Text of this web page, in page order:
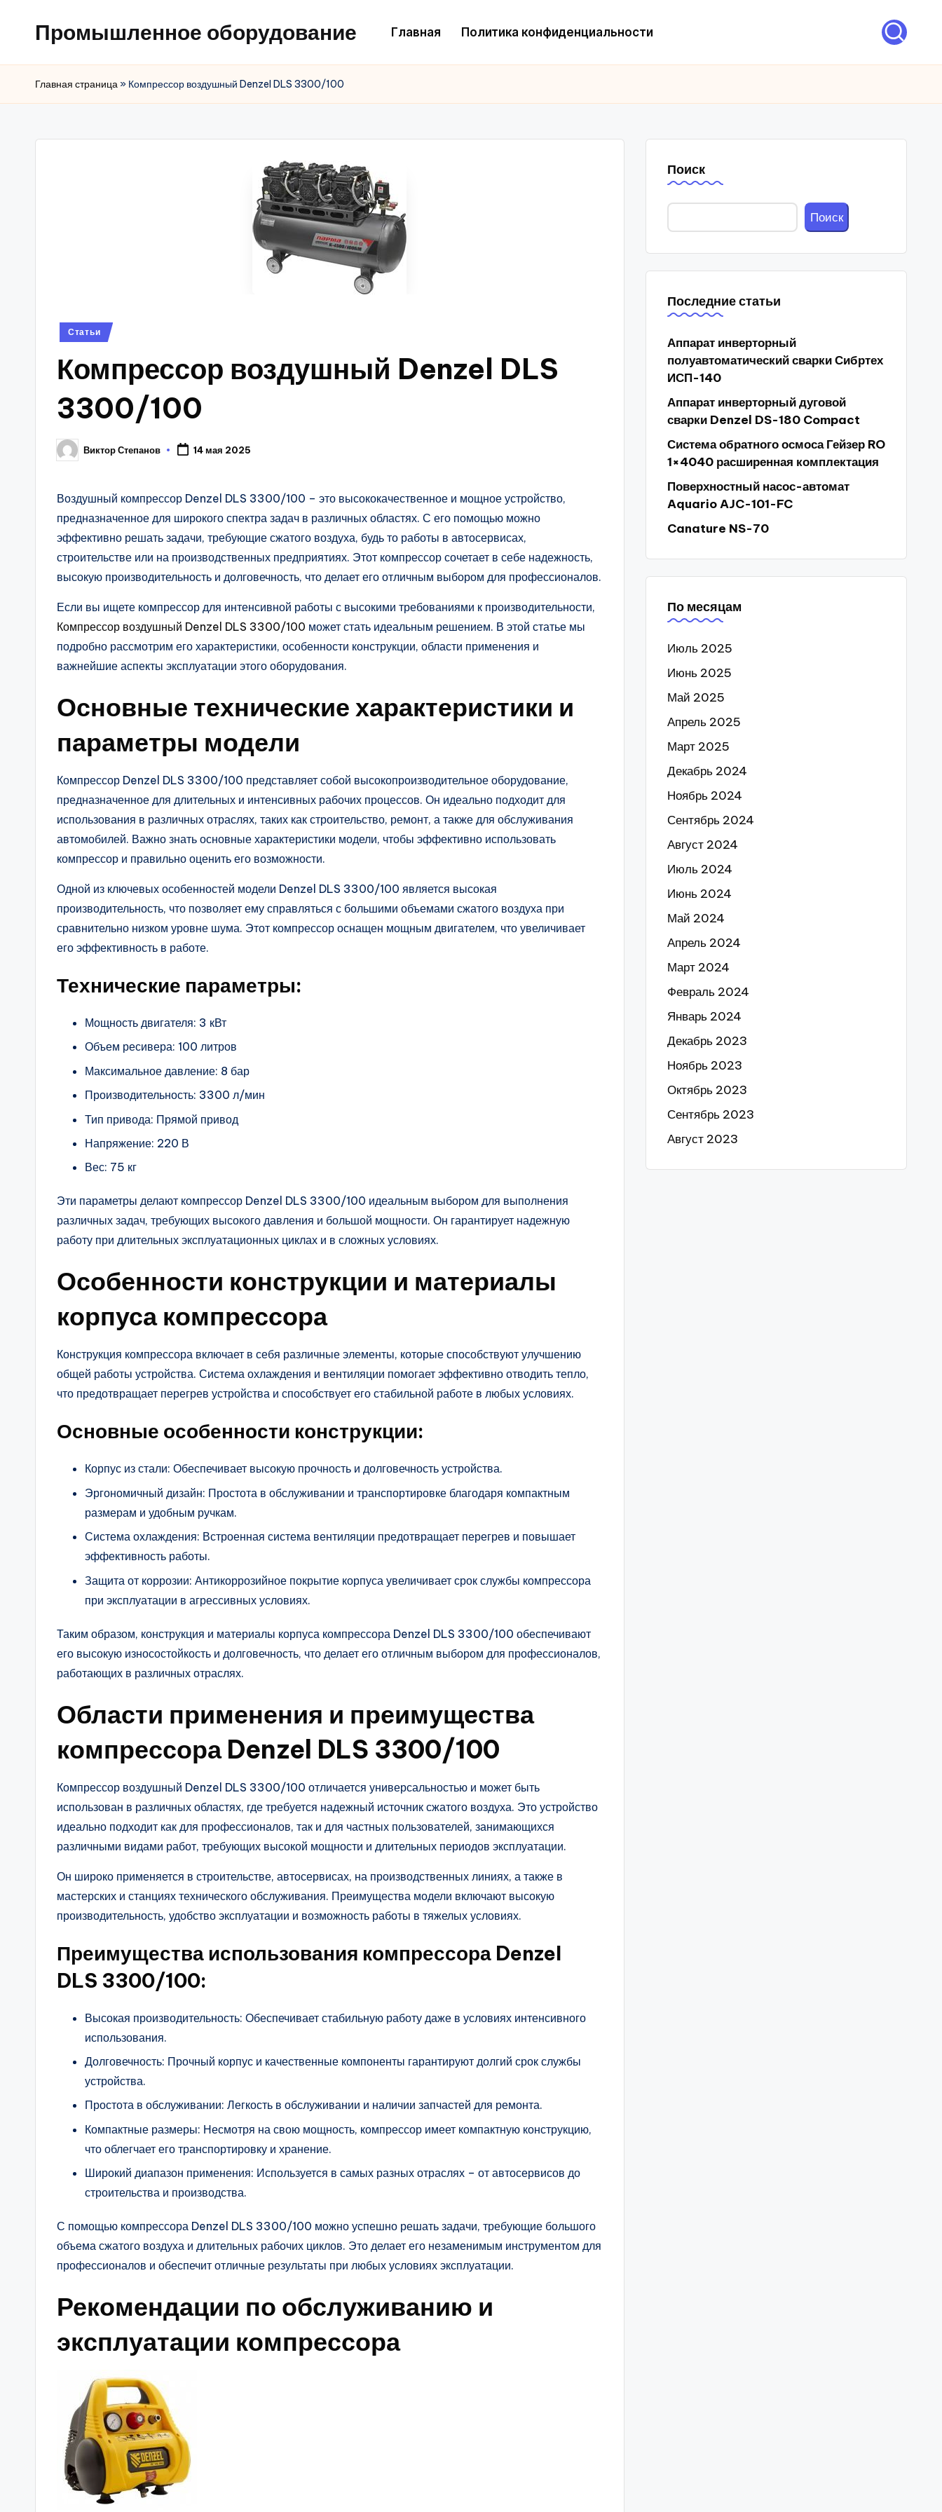
Промышленное оборудование Главная Политика конфиденциальности
Главная страница» Компрессор воздушный Denzel DLS 3300/100
Posted
Статьи
Компрессор воздушный Denzel DLS
3300/100
Posted
by
Виктор Степанов 14 мая 2025
Воздушный компрессор Denzel DLS 3300/100 – это высококачественное и мощное устройство,
предназначенное для широкого спектра задач в различных областях. С его помощью можно
эффективно решать задачи, требующие сжатого воздуха, будь то работы в автосервисах,
строительстве или на производственных предприятиях. Этот компрессор сочетает в себе надежность,
высокую производительность и долговечность, что делает его отличным выбором для профессионалов.
Если вы ищете компрессор для интенсивной работы с высокими требованиями к производительности,
Компрессор воздушный Denzel DLS 3300/100 может стать идеальным решением. В этой статье мы
подробно рассмотрим его характеристики, особенности конструкции, области применения и
важнейшие аспекты эксплуатации этого оборудования.
Основные технические характеристики и
параметры модели
Компрессор Denzel DLS 3300/100 представляет собой высокопроизводительное оборудование,
предназначенное для длительных и интенсивных рабочих процессов. Он идеально подходит для
использования в различных отраслях, таких как строительство, ремонт, а также для обслуживания
автомобилей. Важно знать основные характеристики модели, чтобы эффективно использовать
компрессор и правильно оценить его возможности.
Одной из ключевых особенностей модели Denzel DLS 3300/100 является высокая
производительность, что позволяет ему справляться с большими объемами сжатого воздуха при
сравнительно низком уровне шума. Этот компрессор оснащен мощным двигателем, что увеличивает
его эффективность в работе.
Технические параметры:
Мощность двигателя: 3 кВт
Объем ресивера: 100 литров
Максимальное давление: 8 бар
Производительность: 3300 л/мин
Тип привода: Прямой привод
Напряжение: 220 В
Вес: 75 кг
Эти параметры делают компрессор Denzel DLS 3300/100 идеальным выбором для выполнения
различных задач, требующих высокого давления и большой мощности. Он гарантирует надежную
работу при длительных эксплуатационных циклах и в сложных условиях.
Особенности конструкции и материалы
корпуса компрессора
Конструкция компрессора включает в себя различные элементы, которые способствуют улучшению
общей работы устройства. Система охлаждения и вентиляции помогает эффективно отводить тепло,
что предотвращает перегрев устройства и способствует его стабильной работе в любых условиях.
Основные особенности конструкции:
Корпус из стали: Обеспечивает высокую прочность и долговечность устройства.
Эргономичный дизайн: Простота в обслуживании и транспортировке благодаря компактным
размерам и удобным ручкам.
Система охлаждения: Встроенная система вентиляции предотвращает перегрев и повышает
эффективность работы.
Защита от коррозии: Антикоррозийное покрытие корпуса увеличивает срок службы компрессора
при эксплуатации в агрессивных условиях.
Таким образом, конструкция и материалы корпуса компрессора Denzel DLS 3300/100 обеспечивают
его высокую износостойкость и долговечность, что делает его отличным выбором для профессионалов,
работающих в различных отраслях.
Области применения и преимущества
компрессора Denzel DLS 3300/100
Компрессор воздушный Denzel DLS 3300/100 отличается универсальностью и может быть
использован в различных областях, где требуется надежный источник сжатого воздуха. Это устройство
идеально подходит как для профессионалов, так и для частных пользователей, занимающихся
различными видами работ, требующих высокой мощности и длительных периодов эксплуатации.
Он широко применяется в строительстве, автосервисах, на производственных линиях, а также в
мастерских и станциях технического обслуживания. Преимущества модели включают высокую
производительность, удобство эксплуатации и возможность работы в тяжелых условиях.
Преимущества использования компрессора Denzel
DLS 3300/100:
Высокая производительность: Обеспечивает стабильную работу даже в условиях интенсивного
использования.
Долговечность: Прочный корпус и качественные компоненты гарантируют долгий срок службы
устройства.
Простота в обслуживании: Легкость в обслуживании и наличии запчастей для ремонта.
Компактные размеры: Несмотря на свою мощность, компрессор имеет компактную конструкцию,
что облегчает его транспортировку и хранение.
Широкий диапазон применения: Используется в самых разных отраслях – от автосервисов до
строительства и производства.
С помощью компрессора Denzel DLS 3300/100 можно успешно решать задачи, требующие большого
объема сжатого воздуха и длительных рабочих циклов. Это делает его незаменимым инструментом для
профессионалов и обеспечит отличные результаты при любых условиях эксплуатации.
Рекомендации по обслуживанию и
эксплуатации компрессора
Поиск
Поиск
Последние статьи
Аппарат инверторный
полуавтоматический сварки Сибртех
ИСП-140
Аппарат инверторный дуговой
сварки Denzel DS-180 Compact
Система обратного осмоса Гейзер RO
1×4040 расширенная комплектация
Поверхностный насос-автомат
Aquario AJC-101-FC
Canature NS-70
По месяцам
Июль 2025
Июнь 2025
Май 2025
Апрель 2025
Март 2025
Декабрь 2024
Ноябрь 2024
Сентябрь 2024
Август 2024
Июль 2024
Июнь 2024
Май 2024
Апрель 2024
Март 2024
Февраль 2024
Январь 2024
Декабрь 2023
Ноябрь 2023
Октябрь 2023
Сентябрь 2023
Август 2023